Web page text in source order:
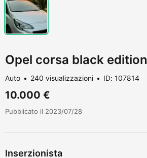
Opel corsa black edition
Auto 240 visualizzazioni ID: 107814
10.000 €
Pubblicato il 2023/07/28
Inserzionista